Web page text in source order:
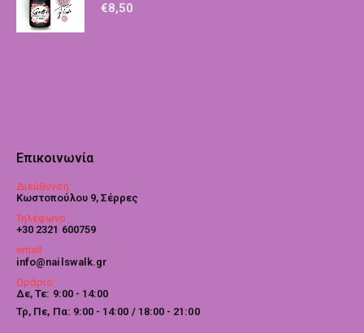
€8,50
Επικοινωνία
Διεύθυνση:
Κωστοπούλου 9, Σέρρες
Τηλέφωνο:
+30 2321 600759
email:
info@nailswalk.gr
Ωράριο:
Δε, Τε: 9:00 - 14:00
Τρ, Πε, Πα: 9:00 - 14:00 / 18:00 - 21:00